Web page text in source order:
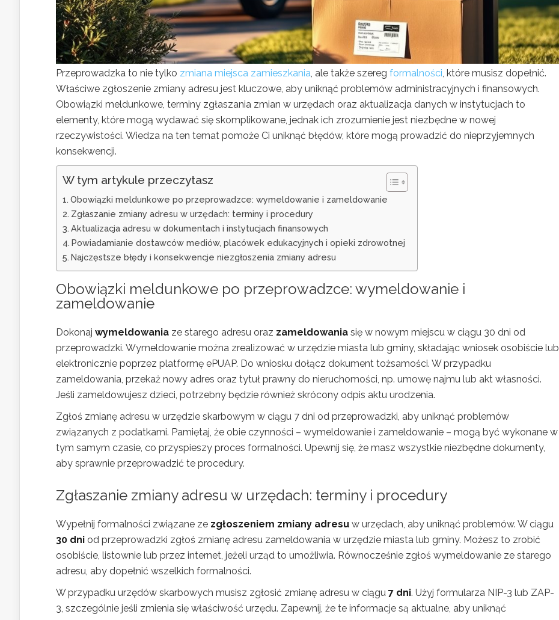
Przeprowadzka to nie tylko zmiana miejsca zamieszkania , ale także szereg formalności , które musisz dopełnić.
Właściwe zgłoszenie zmiany adresu jest kluczowe, aby uniknąć problemów administracyjnych i finansowych.
Obowiązki meldunkowe, terminy zgłaszania zmian w urzędach oraz aktualizacja danych w instytucjach to
elementy, które mogą wydawać się skomplikowane, jednak ich zrozumienie jest niezbędne w nowej
rzeczywistości. Wiedza na ten temat pomoże Ci uniknąć błędów, które mogą prowadzić do nieprzyjemnych
konsekwencji.
W tym artykule przeczytasz
Obowiązki meldunkowe po przeprowadzce: wymeldowanie i zameldowanie
Zgłaszanie zmiany adresu w urzędach: terminy i procedury
Aktualizacja adresu w dokumentach i instytucjach finansowych
Powiadamianie dostawców mediów, placówek edukacyjnych i opieki zdrowotnej
Najczęstsze błędy i konsekwencje niezgłoszenia zmiany adresu
Obowiązki meldunkowe po przeprowadzce: wymeldowanie i
zameldowanie
Dokonaj wymeldowania ze starego adresu oraz zameldowania się w nowym miejscu w ciągu 30 dni od
przeprowadzki. Wymeldowanie można zrealizować w urzędzie miasta lub gminy, składając wniosek osobiście lub
elektronicznie poprzez platformę ePUAP. Do wniosku dołącz dokument tożsamości. W przypadku
zameldowania, przekaż nowy adres oraz tytuł prawny do nieruchomości, np. umowę najmu lub akt własności.
Jeśli zameldowujesz dzieci, potrzebny będzie również skrócony odpis aktu urodzenia.
Zgłoś zmianę adresu w urzędzie skarbowym w ciągu 7 dni od przeprowadzki, aby uniknąć problemów
związanych z podatkami. Pamiętaj, że obie czynności – wymeldowanie i zameldowanie – mogą być wykonane w
tym samym czasie, co przyspieszy proces formalności. Upewnij się, że masz wszystkie niezbędne dokumenty,
aby sprawnie przeprowadzić te procedury.
Zgłaszanie zmiany adresu w urzędach: terminy i procedury
Wypełnij formalności związane ze zgłoszeniem zmiany adresu w urzędach, aby uniknąć problemów. W ciągu
30 dni od przeprowadzki zgłoś zmianę adresu zameldowania w urzędzie miasta lub gminy. Możesz to zrobić
osobiście, listownie lub przez internet, jeżeli urząd to umożliwia. Równocześnie zgłoś wymeldowanie ze starego
adresu, aby dopełnić wszelkich formalności.
W przypadku urzędów skarbowych musisz zgłosić zmianę adresu w ciągu 7 dni. Użyj formularza NIP-3 lub ZAP-
3, szczególnie jeśli zmienia się właściwość urzędu. Zapewnij, że te informacje są aktualne, aby uniknąć